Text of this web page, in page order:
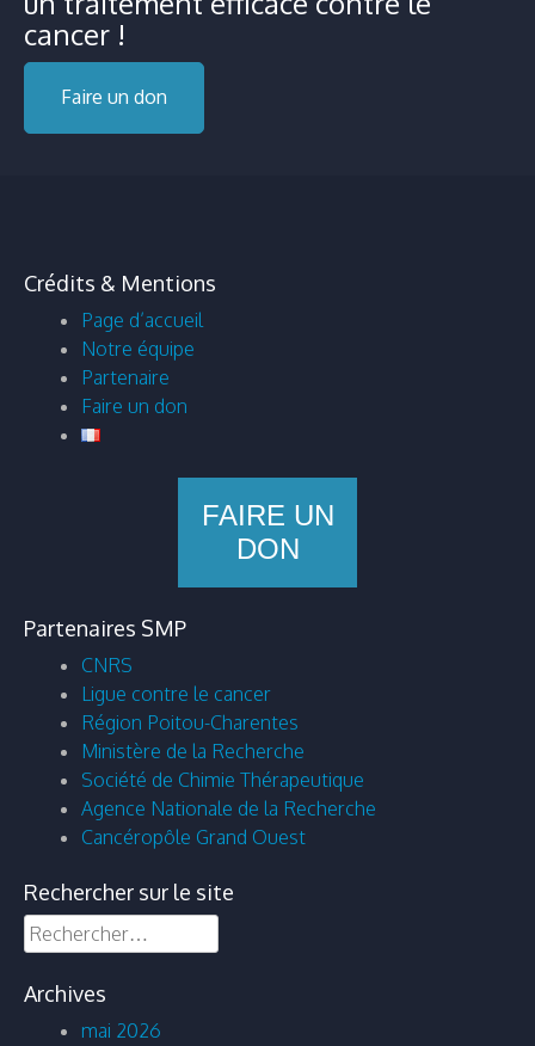
cancer !
Faire un don
Crédits & Mentions
Page d’accueil
Notre équipe
Partenaire
Faire un don
FAIRE UN
DON
Partenaires SMP
CNRS
Ligue contre le cancer
Région Poitou-Charentes
Ministère de la Recherche
Société de Chimie Thérapeutique
Agence Nationale de la Recherche
Cancéropôle Grand Ouest
Rechercher sur le site
Rechercher :
Archives
mai 2026